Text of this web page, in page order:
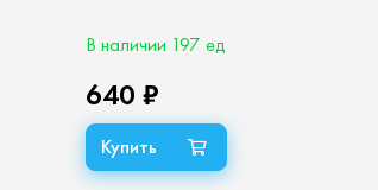
В наличии 197 ед
640 ₽